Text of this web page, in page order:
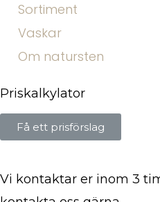
Sortiment
Vaskar
Om natursten
Priskalkylator
Få ett prisförslag
Vi kontaktar er inom 3